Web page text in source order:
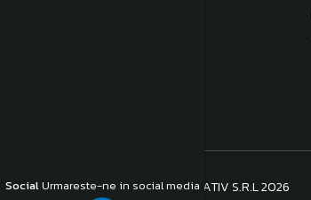
SocialUrmareste-ne in social media
©Copyright S.C. BB COM CONSULTATIV S.R.L 2026